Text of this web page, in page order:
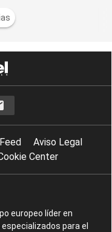
Aviso Legal
Center
europeo líder en
para el